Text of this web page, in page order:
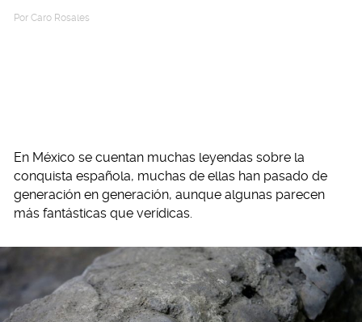
Por Caro Rosales
En México se cuentan muchas leyendas sobre la
conquista española, muchas de ellas han pasado de
generación en generación, aunque algunas parecen
más fantásticas que verídicas.